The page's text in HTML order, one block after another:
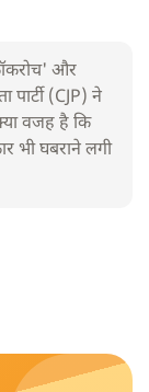
और
पार्टी (CJP) ने
वजह है कि
भी घबराने लगी